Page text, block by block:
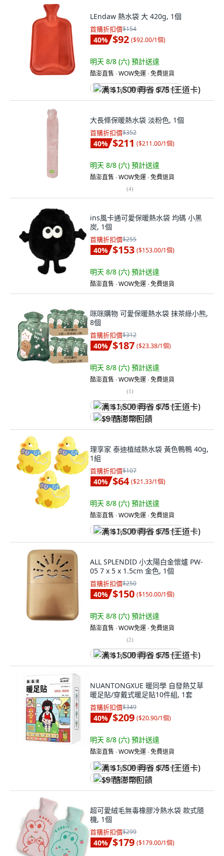
LEndaw 熱水袋 大 420g, 1個
首購折扣價$154
40% $92 ($92.00/1個)
明天 8/8 (六) 預計送達
酷澎直售 ∙ WOW免運 ∙ 免費退貨
满 $1,500 再省 $75 (王道卡)
大長條保暖熱水袋 淡粉色, 1個
首購折扣價$352
40% $211 ($211.00/1個)
明天 8/8 (六) 預計送達
酷澎直售 ∙ WOW免運 ∙ 免費退貨
(4)
ins風卡通可愛保暖熱水袋 均碼 小黑
炭, 1個
首購折扣價$255
40% $153 ($153.00/1個)
明天 8/8 (六) 預計送達
酷澎直售 ∙ WOW免運 ∙ 免費退貨
咪咪購物 可愛保暖熱水袋 抹茶綠小熊,
8個
首購折扣價$312
40% $187 ($23.38/1個)
明天 8/8 (六) 預計送達
酷澎直售 ∙ WOW免運 ∙ 免費退貨
(1)
满 $1,500 再省 $75 (王道卡)
$9 酷澎幣回饋
理享家 泰迪植絨熱水袋 黃色鴨鴨 40g,
1組
首購折扣價$107
40% $64 ($21.33/1個)
明天 8/8 (六) 預計送達
酷澎直售 ∙ WOW免運 ∙ 免費退貨
满 $1,500 再省 $75 (王道卡)
ALL SPLENDID 小太陽白金懷爐 PW-
05 7 x 5 x 1.5cm 金色, 1個
首購折扣價$250
40% $150 ($150.00/1個)
明天 8/8 (六) 預計送達
酷澎直售 ∙ WOW免運 ∙ 免費退貨
(2)
满 $1,500 再省 $75 (王道卡)
NUANTONGXUE 暖同學 自發熱艾草
暖足貼/穿戴式暖足貼10件組, 1套
首購折扣價$349
40% $209 ($20.90/1個)
明天 8/8 (六) 預計送達
酷澎直售 ∙ WOW免運 ∙ 免費退貨
满 $1,500 再省 $75 (王道卡)
$9 酷澎幣回饋
超可愛絨毛無毒橡膠冷熱水袋 款式隨
機, 1個
首購折扣價$299
40% $179 ($179.00/1個)